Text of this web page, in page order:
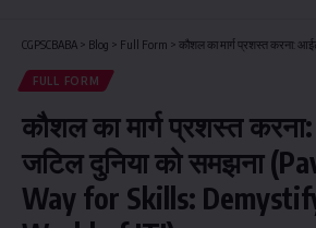
CGPSCBABA > Blog > Full Form > कौशल का मार्ग प्रशस्त करना: आईटीआई की जटिल दुनिया को
FULL FORM
कौशल का मार्ग प्रशस्त
जटिल दुनिया को समझना
Way for Skills: